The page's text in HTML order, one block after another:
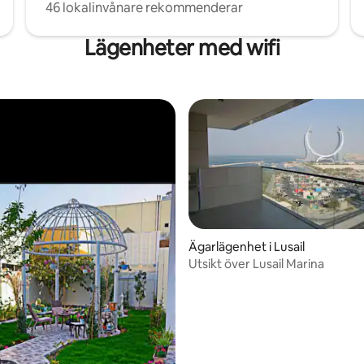
46 lokalinvånare rekommenderar
Lägenheter med wifi
Ägarlägenhet i Lusail
Utsikt över Lusail Marina